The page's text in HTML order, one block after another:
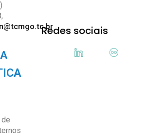
Redes sociais